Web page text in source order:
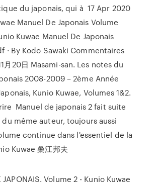
du japonais, qui à 17 Apr 2020
Manuel De Japonais Volume
Kuwae Manuel De Japonais
· By Kodo Sawaki Commentaires
月20日 Masami-san. Les notes du
2008-2009 – 2ème Année
Kunio Kuwae, Volumes 1&2.
Manuel de japonais 2 fait suite
du même auteur, toujours aussi
continue dans l'essentiel de la
Kuwae 桑江邦夫
JAPONAIS. Volume 2 - Kunio Kuwae